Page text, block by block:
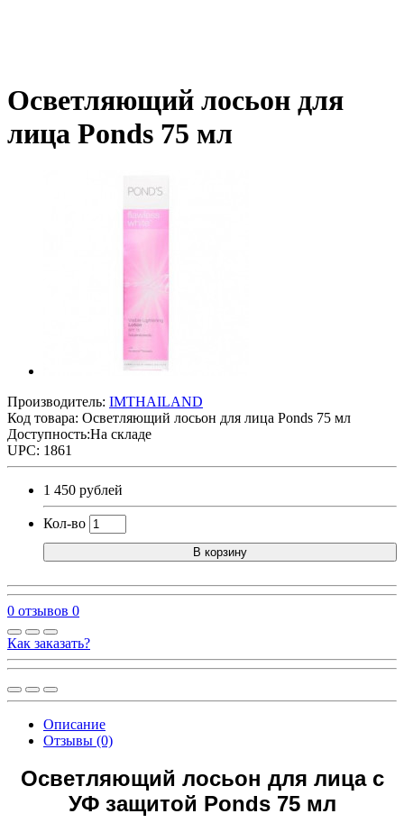
Осветляющий лосьон для
лица Ponds 75 мл
Производитель: IMTHAILAND
Код товара: Осветляющий лосьон для лица Ponds 75 мл
Доступность:На складе
UPC: 1861
1 450 рублей
Кол-во
В корзину
0 отзывов 0
Как заказать?
Описание
Отзывы (0)
Осветляющий лосьон для лица с
УФ защитой Ponds 75 мл